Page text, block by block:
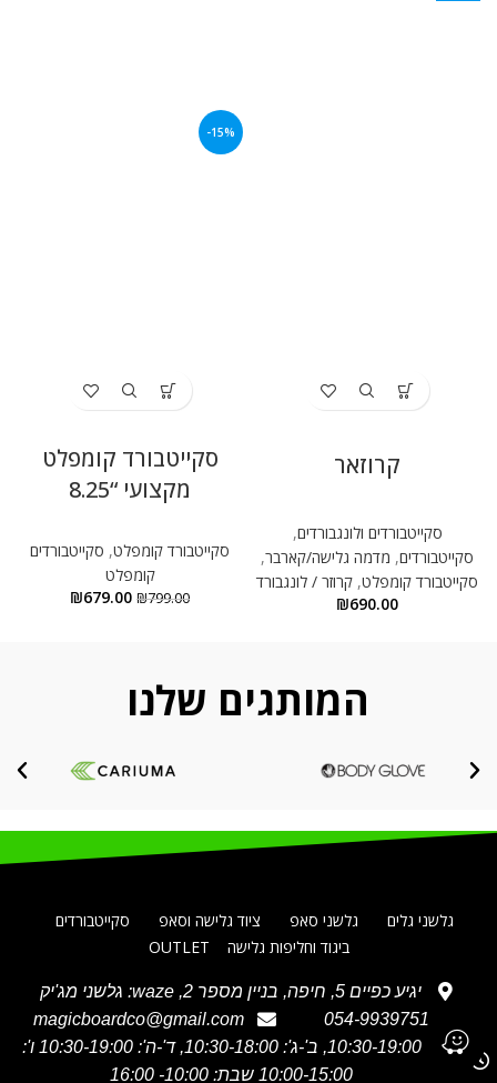
קרוזאר
סקייטבורדים ולונגבורדים,
סקייטבורדים, מדמה גלישה/קארבר,
סקייטבורד קומפלט, קרוזר / לונגבורד
₪690.00
-15%
סקייטבורד קומפלט
מקצועי “8.25
סקייטבורד קומפלט, סקייטבורדים
קומפלט
₪799.00
₪679.00
המותגים שלנו
גלשני גלים גלשני סאפ ציוד גלישה וסאפ
סקייטבורדים
ביגוד וחליפות גלישה
OUTLET
יגיע כפיים 5, חיפה, בניין מספר 2, waze: גלשני מג'יק
054-9939751
magicboardco@gmail.com
א' 10:30-19:00, ב'-ג': 10:30-18:00, ד'-ה': 10:30-19:00 ו':
10:00-15:00 שבת: 10:00- 16:00